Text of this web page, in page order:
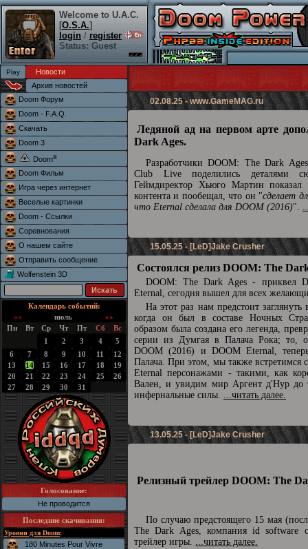
Welcome to U.A.C.
[O.S.A.]
login / register
Status: Guest
Новости
Архив новостей
Doom Форум
Doom - F.A.Q.
Скачать
Doom 3
Doom®
Doom Фильм
Игра через интернет
Веселые картинки
Doom - Ссылки
Соревнования
О нашем сайте
Отправить сообщение
Wolfenstein 3D
Календарь событий:
««
июль
»»
Пн
Вт Ср Чт Пт Сб
Вс
1
2 3 4
5
6
7 8 9 10 11
12
13
14 15 16 17 18
19
20
21 22 23 24 25
26
27
28 29 30 31
Голосование:
Не проводится
Последние скачивания:
Уровни для Doom:
180 Minutes Pour Vivre
02.08.25 -www.GameMAG.ru
Ледяной ад на первом арте
Dark Ages.
Разработчики DOOM: The Dark
Club Live поделились деталями
Геймдиректор Хьюго Мартин показал
контента и пообещал, что он "сделает
что Eternal сделала для DOOM (2016)".
15.05.25 - [LeD]Jake Crusher
Состоялся релиз DOOM: The
DOOM: The Dark Ages - приквел
Eternal, сегодня вышел для всех
На этот раз нам предстоит
когда он был в составе Ночных
образом была создана его легенда,
серии из Думгая в Палача Рока; то, о
DOOM (2016) и DOOM Eternal,
Палача. При этом, мы также встретимся
Eternal персонажами - такими, как
Вален, и увидим мир Аргент д'Нур до
инфернальные силы. ...читать далее.
13.05.25 - [LeD]Jake Crusher
Релизный трейлер DOOM: The
По случаю предстоящего 15 мая
The Dark Ages, компания id software
трейлер игры. ...читать далее.